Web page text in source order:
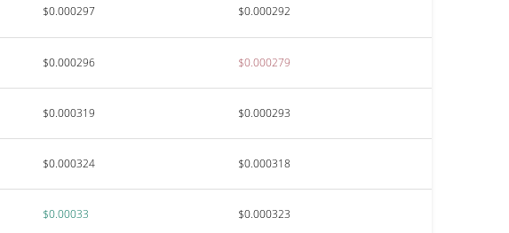
$0.000297 $0.000292
$0.000296 $0.000279
$0.000319 $0.000293
$0.000324 $0.000318
$0.00033 $0.000323